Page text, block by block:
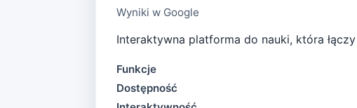
Wyniki w Google
Interaktywna platforma do nauki, która
Funkcje
Dostępność